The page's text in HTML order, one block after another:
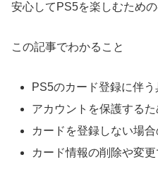
安心してPS5を楽しむため
この記事でわかること
PS5のカード登録に伴う
アカウントを保護する
カードを登録しない場
カード情報の削除や変